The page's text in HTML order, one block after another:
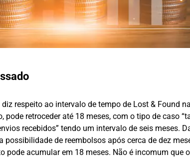
respeito ao intervalo de tempo de Lost & Found na
retroceder até 18 meses, com o tipo de caso
recebidos” tendo um intervalo de seis meses.
possibilidade de reembolsos após cerca de dez
pode acumular em 18 meses. Não é incomum que